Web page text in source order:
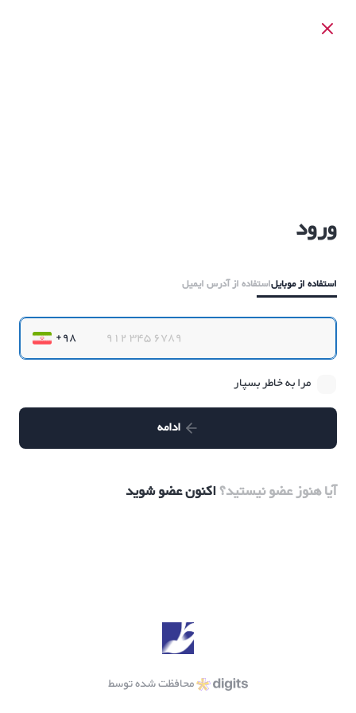
ورود
استفاده از موبایلاستفاده از آدرس ایمیل
مرا به خاطر بسپار
ادامه
آیا هنوز عضو نیستید؟اکنون عضو شوید
محافظت شده توسط